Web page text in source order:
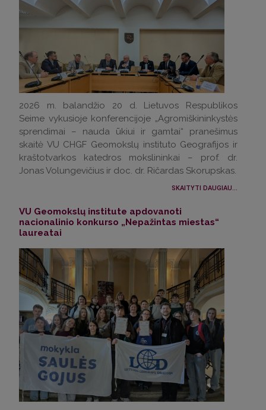
2026 m. balandžio 20 d. Lietuvos Respublikos
Seime vykusioje konferencijoje „Agromiškininkystės
sprendimai – nauda ūkiui ir gamtai“ pranešimus
skaitė VU CHGF Geomokslų instituto Geografijos ir
kraštotvarkos katedros mokslininkai – prof. dr.
Jonas Volungevičius ir doc. dr. Ričardas Skorupskas.
SKAITYTI DAUGIAU...
VU Geomokslų institute apdovanoti
nacionalinio konkurso „Nepažintas miestas“
laureatai